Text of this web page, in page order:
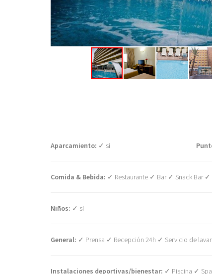
Aparcamiento: ✓ si
Comida & Bebida: ✓ Restaurante ✓ Bar ✓ Snack Bar
Niños: ✓ si
General: ✓ Prensa ✓ Recepción 24h ✓ Servicio de
Instalaciones deportivas/bienestar: ✓ Piscina ✓